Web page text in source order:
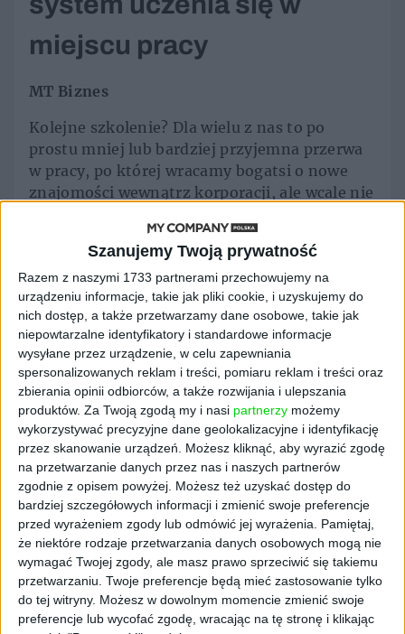
Szanujemy Twoją prywatność
Razem z naszymi 1733 partnerami przechowujemy na
urządzeniu informacje, takie jak pliki cookie, i uzyskujemy do
nich dostęp, a także przetwarzamy dane osobowe, takie jak
niepowtarzalne identyfikatory i standardowe informacje
wysyłane przez urządzenie, w celu zapewniania
spersonalizowanych reklam i treści, pomiaru reklam i treści oraz
zbierania opinii odbiorców, a także rozwijania i ulepszania
produktów. Za Twoją zgodą my i nasi partnerzy możemy
wykorzystywać precyzyjne dane geolokalizacyjne i identyfikację
przez skanowanie urządzeń. Możesz kliknąć, aby wyrazić zgodę
na przetwarzanie danych przez nas i naszych partnerów
zgodnie z opisem powyżej. Możesz też uzyskać dostęp do
bardziej szczegółowych informacji i zmienić swoje preferencje
przed wyrażeniem zgody lub odmówić jej wyrażenia.
Pamiętaj,
że niektóre rodzaje przetwarzania danych osobowych mogą nie
wymagać Twojej zgody, ale masz prawo sprzeciwić się takiemu
przetwarzaniu. Twoje preferencje będą mieć zastosowanie tylko
do tej witryny. Możesz w dowolnym momencie zmienić swoje
preferencje lub wycofać zgodę, wracając na tę stronę i klikając
miejscu pracy
MT Biznes
Kolejne szkolenie? Dla wielu z nas to po
prostu mniej lub bardziej przyjemna przerwa
w pracy, po której wracamy bogatsi o nowe
znajomości wewnątrz korporacji, ale wcale nie
często organizowany przez pracodawcę kurs
to strata czasu? Bo firma szkoli, zamiast
uczyć. Dr Marcin Żółtak, pedagog, trener i
konsultant wielu firm podpowiada, jak to
zmienić, czyli… jak otworzyć głowę. Dziś coraz
pilniejszym wymogiem staje się nie tylko to,
czego się uczyć, ale również jak się uczyć.
Koniec kilkudniowego formalnego szkolenia
nie jest rzeczywistym zakończeniem, lecz
dopiero początkiem przygody z rozwojem
kompetencji. Konkretne narzędzia zawarte w
tej książce, a także liczne grafy,
podsumowania oraz krótkie zadania po
każdym rozdziale pomogą ci w efektywnym
przejściu od teorii do użytecznego uczenia się
w miejscu pracy.
------------------------------